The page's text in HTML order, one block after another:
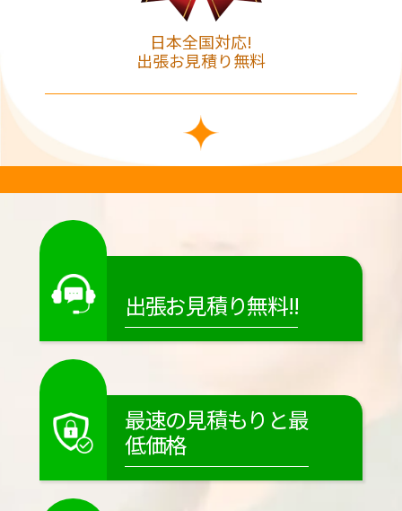
日本全国対応!
出張お見積り無料
出張お見積り無料!!
最速の見積もりと最
低価格